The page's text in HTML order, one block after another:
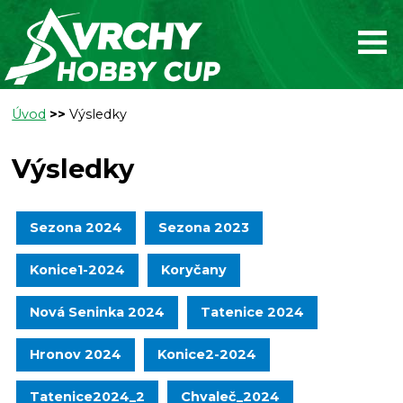
Úvod >> Výsledky
Výsledky
Sezona 2024 Sezona 2023
Konice1-2024 Koryčany
Nová Seninka 2024 Tatenice 2024
Hronov 2024 Konice2-2024
Tatenice2024_2 Chvaleč_2024